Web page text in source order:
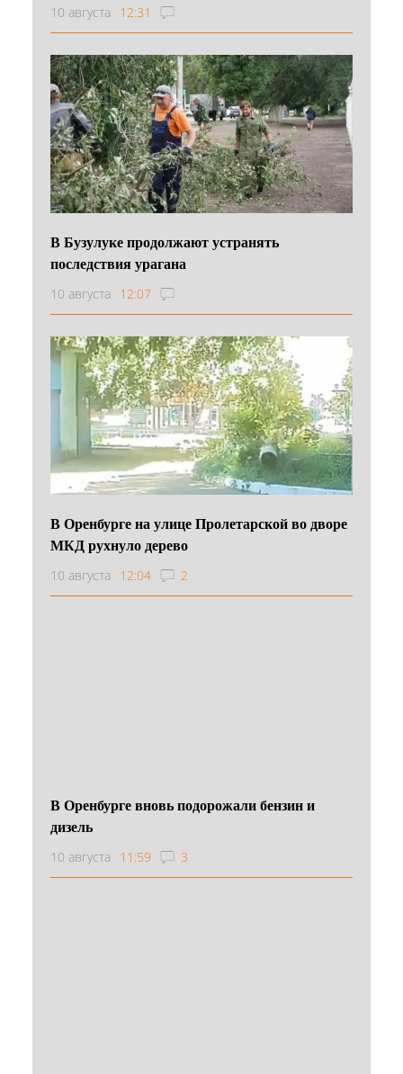
10 августа 12:31
В Бузулуке продолжают устранять
последствия урагана
10 августа 12:07
В Оренбурге на улице Пролетарской во дворе
МКД рухнуло дерево
10 августа 12:04 2
В Оренбурге вновь подорожали бензин и
дизель
10 августа 11:59 3